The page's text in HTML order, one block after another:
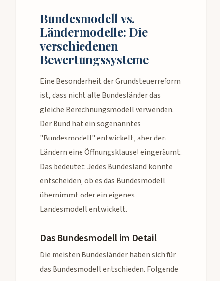
Bundesmodell vs.
Ländermodelle: Die
verschiedenen
Bewertungssysteme
Eine Besonderheit der Grundsteuerreform
ist, dass nicht alle Bundesländer das
gleiche Berechnungsmodell verwenden.
Der Bund hat ein sogenanntes
"Bundesmodell" entwickelt, aber den
Ländern eine Öffnungsklausel eingeräumt.
Das bedeutet: Jedes Bundesland konnte
entscheiden, ob es das Bundesmodell
übernimmt oder ein eigenes
Landesmodell entwickelt.
Das Bundesmodell im Detail
Die meisten Bundesländer haben sich für
das Bundesmodell entschieden. Folgende